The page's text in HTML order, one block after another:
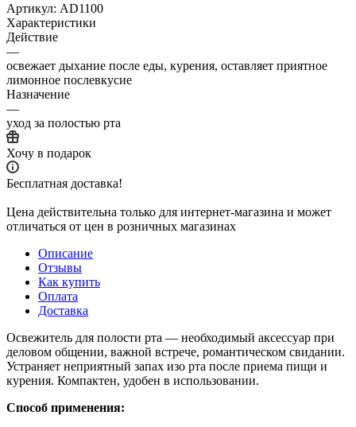
Артикул: AD1100
Характеристики
Действие
—
освежает дыхание после еды, курения, оставляет приятное
лимонное послевкусие
Назначение
—
уход за полостью рта
Хочу в подарок
Бесплатная доставка!
Цена действительна только для интернет-магазина и может
отличаться от цен в розничных магазинах
Описание
Отзывы
Как купить
Оплата
Доставка
Освежитель для полости рта — необходимый аксессуар при
деловом общении, важной встрече, романтическом свидании.
Устраняет неприятный запах изо рта после приема пищи и
курения. Компактен, удобен в использовании.
Способ применения: